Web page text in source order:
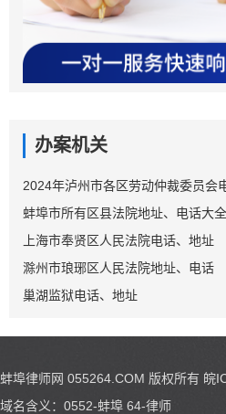
办案机关
2024年泸州市各区劳动仲裁委员会
蚌埠市所有区县法院地址、电话大
上海市奉贤区人民法院电话、地址
滁州市琅琊区人民法院地址、电话
巢湖监狱电话、地址
蚌埠律师网 055264.COM 版权所有 皖
域名含义：0552-蚌埠 64-律师